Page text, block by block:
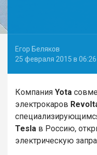
Егор Беляков
25 февраля 2015 в 06:26
Компания Yota
электрокаров
Tesla в Россию,
электрическую